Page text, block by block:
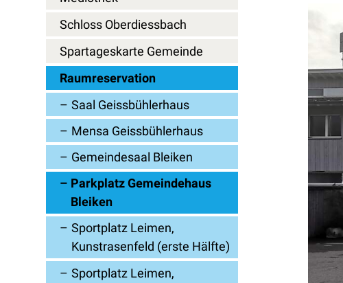
Schloss Oberdiessbach
Spartageskarte Gemeinde
Raumreservation
Saal Geissbühlerhaus
Mensa Geissbühlerhaus
Gemeindesaal Bleiken
Parkplatz Gemeindehaus
Bleiken
Sportplatz Leimen,
Kunstrasenfeld (erste Hälfte)
Sportplatz Leimen,